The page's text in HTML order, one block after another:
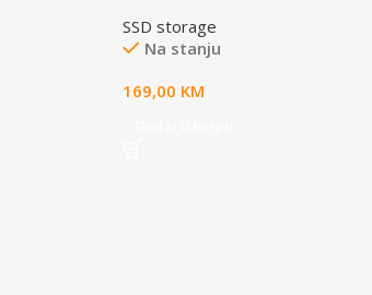
SSD-a,Transfer rate do 10 Gb/s
SSD storage
Na stanju
169,00 KM